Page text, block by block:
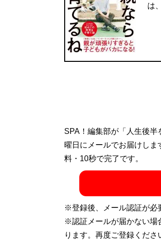
は
SPA！編集部が「人生後
曜日にメールでお届けし
料・10秒で完了です。
※登録後、メール認証が必
※認証メールが届かない場
ります。再度ご登録くださ